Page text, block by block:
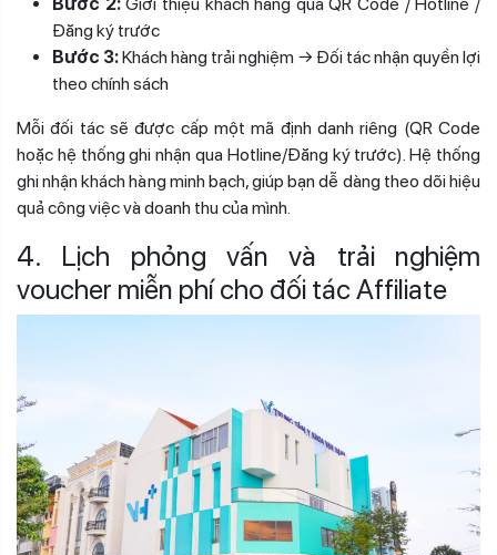
Đăng ký trước
Bước 3:Khách hàng trải nghiệm → Đối tác nhận quyền lợi
theo chính sách
Mỗi đối tác sẽ được cấp một mã định danh riêng (QR Code
hoặc hệ thống ghi nhận qua Hotline/Đăng ký trước). Hệ thống
ghi nhận khách hàng minh bạch, giúp bạn dễ dàng theo dõi hiệu
quả công việc và doanh thu của mình.
4. Lịch phỏng vấn và trải nghiệm
voucher miễn phí cho đối tácAffiliate